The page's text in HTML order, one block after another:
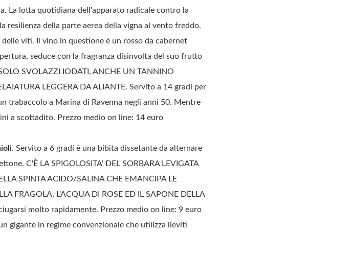
La lotta quotidiana dell'apparato radicale contro la
resilienza della parte aerea della vigna al vento freddo,
viti. Il vino in questione è un rosso da cabernet
seduce con la fragranza disinvolta del suo frutto
SVOLAZZI IODATI, ANCHE UN TANNINO
LEGGERA DA ALIANTE. Servito a 14 gradi per
trabaccolo a Marina di Ravenna negli anni 50. Mentre
a scottadito. Prezzo medio on line: 14 euro
. Servito a 6 gradi è una bibita dissetante da alternare
C'È LA SPIGOLOSITA' DEL SORBARA LEVIGATA
SPINTA ACIDO/SALINA CHE EMANCIPA LE
FRAGOLA, L'ACQUA DI ROSE ED IL SAPONE DELLA
molto rapidamente. Prezzo medio on line: 9 euro
gigante in regime convenzionale che utilizza lieviti